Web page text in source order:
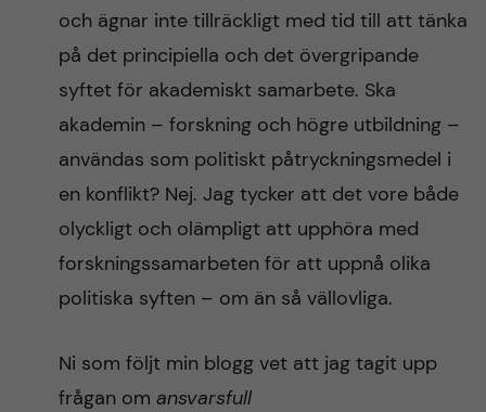
och ägnar inte tillräckligt med tid till att tänka
på det principiella och det övergripande
syftet för akademiskt samarbete. Ska
akademin – forskning och högre utbildning –
användas som politiskt påtryckningsmedel i
en konflikt? Nej. Jag tycker att det vore både
olyckligt och olämpligt att upphöra med
forskningssamarbeten för att uppnå olika
politiska syften – om än så vällovliga.
Ni som följt min blogg vet att jag tagit upp
frågan om ansvarsfull